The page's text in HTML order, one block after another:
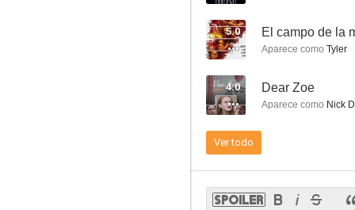
Luke Cage
6.6
5.0 El campo de la
Aparece como Tyler
4.0 Dear Zoe
Aparece como Nick
Ver todo